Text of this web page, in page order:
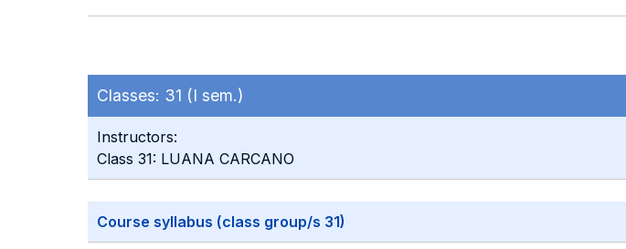
Classes: 31 (I sem.)
Instructors:
Class 31: LUANA CARCANO
Course syllabus (class group/s 31)